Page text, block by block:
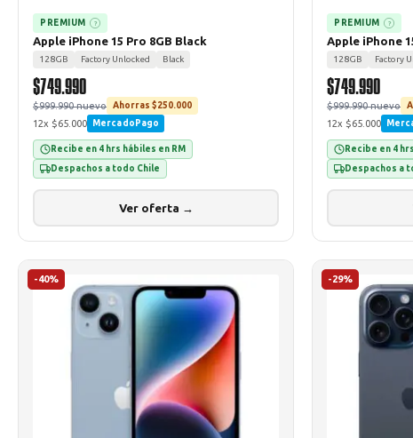
PREMIUM ?
Apple iPhone 15 Pro 8GB Black
128GB Factory Unlocked Black
$749.990
$999.990 nuevo Ahorras $250.000
12x $65.000 MercadoPago
Recibe en 4 hrs hábiles en RM
Despachos a todo Chile
Ver oferta →
PREMIUM ?
Apple iPhone
128GB Factory
$749.990
$999.990 nuevo
12x $65.000
Recibe en 4
Despachos a
-40% -29%